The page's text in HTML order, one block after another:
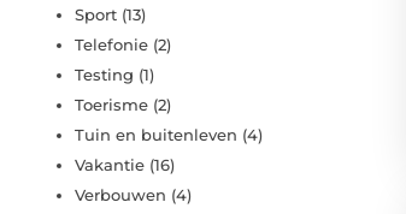
Sport (13)
Telefonie (2)
Testing (1)
Toerisme (2)
Tuin en buitenleven (4)
Vakantie (16)
Verbouwen (4)